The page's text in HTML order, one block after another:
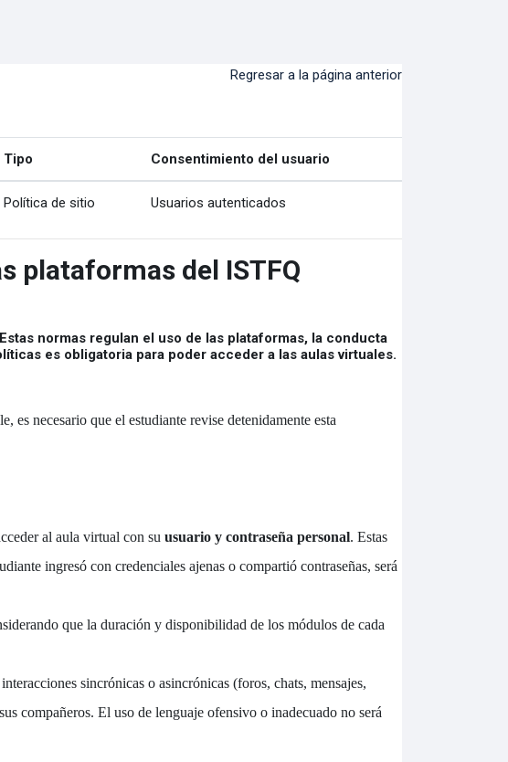
Regresar a la página anterior
Tipo Consentimiento del usuario
Política de sitio Usuarios autenticados
plataformas del ISTFQ
normas regulan el uso de las plataformas, la conducta
es obligatoria para poder acceder a las aulas virtuales.
necesario que el estudiante revise detenidamente esta
al aula virtual con su usuario y contraseña personal. Estas
ingresó con credenciales ajenas o compartió contraseñas, será
que la duración y disponibilidad de los módulos de cada
sincrónicas o asincrónicas (foros, chats, mensajes,
compañeros. El uso de lenguaje ofensivo o inadecuado no será